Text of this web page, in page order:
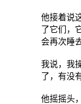
他接着说
了它们，
会再次睡去
我说，我
了，有没
他摇摇头